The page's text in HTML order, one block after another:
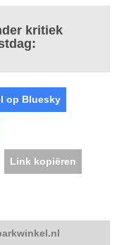
kritiek
op Bluesky
Link kopiëren